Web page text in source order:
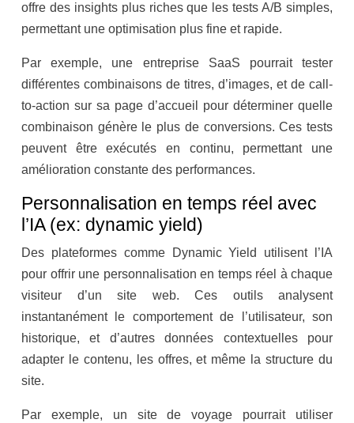
offre des insights plus riches que les tests A/B simples,
permettant une optimisation plus fine et rapide.
Par exemple, une entreprise SaaS pourrait tester
différentes combinaisons de titres, d’images, et de call-
to-action sur sa page d’accueil pour déterminer quelle
combinaison génère le plus de conversions. Ces tests
peuvent être exécutés en continu, permettant une
amélioration constante des performances.
Personnalisation en temps réel avec
l’IA (ex: dynamic yield)
Des plateformes comme Dynamic Yield utilisent l’IA
pour offrir une personnalisation en temps réel à chaque
visiteur d’un site web. Ces outils analysent
instantanément le comportement de l’utilisateur, son
historique, et d’autres données contextuelles pour
adapter le contenu, les offres, et même la structure du
site.
Par exemple, un site de voyage pourrait utiliser